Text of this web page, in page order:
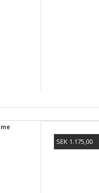
SEK 1.175,00